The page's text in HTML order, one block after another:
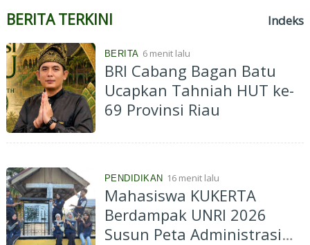
BERITA TERKINI Indeks
BERITA 6 menit lalu
BRI Cabang Bagan Batu
Ucapkan Tahniah HUT ke-
69 Provinsi Riau
PENDIDIKAN 16 menit lalu
Mahasiswa KUKERTA
Berdampak UNRI 2026
Susun Peta Administrasi